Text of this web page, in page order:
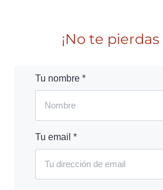
¡No te
Tu nombre *
Tu email *